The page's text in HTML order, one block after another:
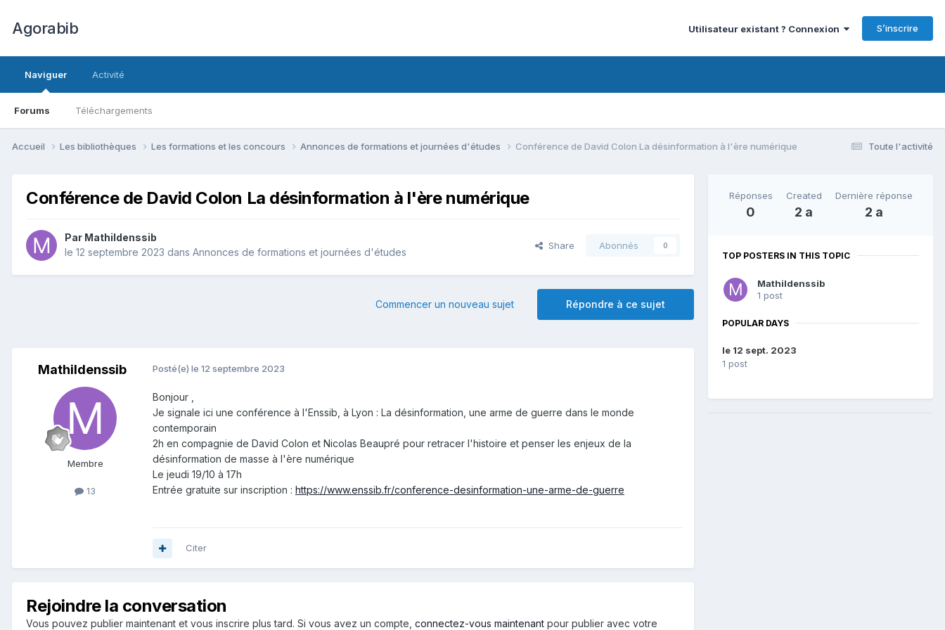
Agorabib Utilisateur existant ? Connexion S’inscrire
Naviguer
Forums Téléchargements
Activité
Toute l'activité
Accueil Les bibliothèques Les formations et les concours Annonces de formations et journées d'études Conférence de David Colon La désinformation à l'ère numérique
Conférence de David Colon La désinformation à l'ère numérique
Par Mathildenssib
le 12 septembre 2023 dans Annonces de formations et journées d'études
Share Abonnés 0
Répondre à ce sujet
Commencer un nouveau sujet
Mathildenssib
Membre
13
Posté(e) le 12 septembre 2023
Bonjour ,
Je signale ici une conférence à l'Enssib, à Lyon : La désinformation, une arme de guerre dans le monde
contemporain
2h en compagnie de David Colon et Nicolas Beaupré pour retracer l'histoire et penser les enjeux de la
désinformation de masse à l'ère numérique
Le jeudi 19/10 à 17h
Entrée gratuite sur inscription : https://www.enssib.fr/conference-desinformation-une-arme-de-guerre
Citer
Rejoindre la conversation
Vous pouvez publier maintenant et vous inscrire plus tard. Si vous avez un compte, connectez-vous maintenant pour publier avec votre
Réponses
0
Created
2 a
Dernière réponse
2 a
TOP POSTERS IN THIS TOPIC
Mathildenssib
1 post
POPULAR DAYS
le 12 sept. 2023
1 post